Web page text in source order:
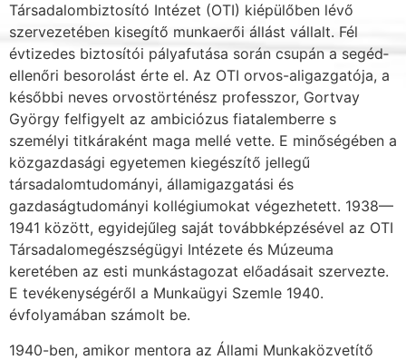
Társadalombiztosító Intézet (OTI) kiépülőben lévő
szervezetében kisegítő munkaerői állást vállalt. Fél
évtizedes biztosítói pályafutása során csupán a segéd­
ellenőri besorolást érte el. Az OTI orvos-aligazgatója, a
későbbi neves orvostörténész pro­fesszor, Gortvay
György felfigyelt az ambiciózus fiatalemberre s
személyi titkáraként maga mellé vette. E minőségében a
közgazdasági egyetemen kiegészítő jellegű
társadalomtudo­mányi, államigazgatási és
gazdaságtudományi kollégiumokat végezhetett. 1938—
1941 kö­zött, egyidejűleg saját továbbképzésével az OTI
Társadalomegészségügyi Intézete és Múze­uma
keretében az esti munkástagozat előadásait szervezte.
E tevékenységéről a Munkaügyi Szemle 1940.
évfolyamában számolt be.
1940-ben, amikor mentora az Állami Munkaközvetítő